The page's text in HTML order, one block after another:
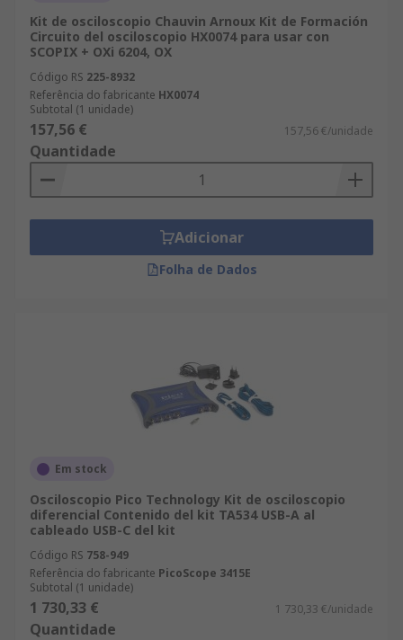
Kit de osciloscopio Chauvin Arnoux Kit de Formación
Circuito del osciloscopio HX0074 para usar con
SCOPIX + OXi 6204, OX
Código RS 225-8932
Referência do fabricante HX0074
Subtotal (1 unidade)
157,56 € 157,56 €/unidade
Quantidade
Adicionar
Folha de Dados
Em stock
Osciloscopio Pico Technology Kit de osciloscopio
diferencial Contenido del kit TA534 USB-A al
cableado USB-C del kit
Código RS 758-949
Referência do fabricante PicoScope 3415E
Subtotal (1 unidade)
1 730,33 € 1 730,33 €/unidade
Quantidade